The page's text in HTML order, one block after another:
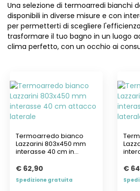
Una selezione di termoarredi bianchi
disponibili in diverse misure e con
per permetterti di scegliere
trasformare il tuo bagno in un luogo
clima perfetto, con un occhio ai
Termoarredo bianco
Lazzarini 803x450 mm
interasse 40 cm in
€ 62,90
Spedizione gratuita
€